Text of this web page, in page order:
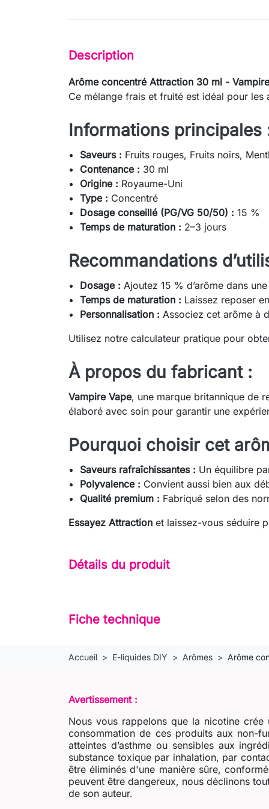
Description
Arôme concentré Attraction 30 ml -
Ce mélange frais et fruité est idéal pour
Informations principales
Saveurs : Fruits rouges, Fruits noirs,
Contenance : 30 ml
Origine : Royaume-Uni
Type : Concentré
Dosage conseillé (PG/VG 50/50) : 15 %
Temps de maturation : 2–3 jours
Recommandations
Dosage : Ajoutez 15 % d’arôme dans
Temps de maturation : Laissez reposer
Personnalisation : Associez cet arôme à
Utilisez notre calculateur pratique pour
À propos du fabricant :
Vampire Vape, une marque britannique de
élaboré avec soin pour garantir une
Pourquoi choisir cet
Saveurs rafraîchissantes : Un équilibre
Polyvalence : Convient aussi bien aux
Qualité premium : Fabriqué selon des
Essayez Attraction et laissez-vous séduire
Détails du produit
Fiche technique
Accueil E-liquides DIY Arômes Arôme
Avertissement :
Nous vous rappelons que la nicotine
consommation de ces produits aux non-
atteintes d’asthme ou sensibles aux
substance toxique par inhalation, par
être éliminés d'une manière sûre,
peuvent être dangereux, nous déclinons
de son auteur.